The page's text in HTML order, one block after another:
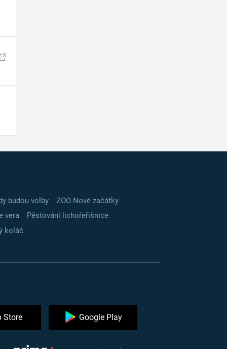
budou volby
ZOO Nové začátky
vera
Pěstování lichořeřišnice
koláč
Store Google Play